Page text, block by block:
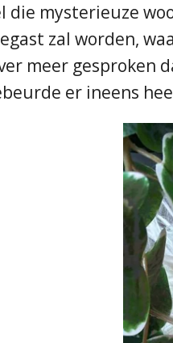
die mysterieuze
zal worden,
meer gesproken
er ineens